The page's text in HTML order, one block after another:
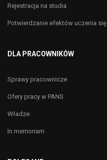
Rejestracja na studia
Potwierdzanie efektów uczenia się
DLA PRACOWNIKÓW
Sprawy pracownicze
Ofery pracy w PANS
Władze
In memoriam